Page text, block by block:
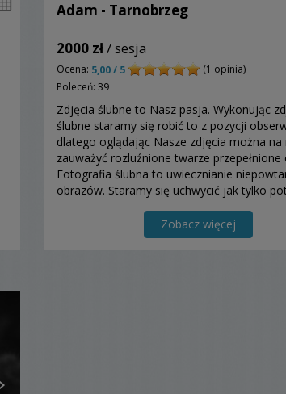
Adam - Tarnobrzeg
2000 zł/ sesja
Ocena: 5,00 / 5
(1 opinia)
Poleceń: 39
Zdjęcia ślubne to Nasz pasja. Wykonując
ślubne staramy się robić to z pozycji
dlatego oglądając Nasze zdjęcia można na
zauważyć rozluźnione twarze przepełnione
Fotografia ślubna to uwiecznianie
obrazów. Staramy się uchwycić jak tylko
Zobacz więcej